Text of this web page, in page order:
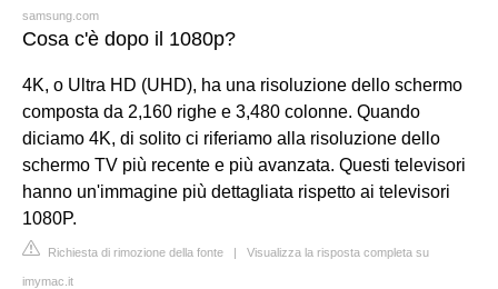
samsung.com
Cosa c'è dopo il 1080p?
4K, o Ultra HD (UHD), ha una risoluzione dello schermo
composta da 2,160 righe e 3,480 colonne. Quando
diciamo 4K, di solito ci riferiamo alla risoluzione dello
schermo TV più recente e più avanzata. Questi televisori
hanno un'immagine più dettagliata rispetto ai televisori
1080P.
Richiesta di rimozione della fonte | Visualizza la risposta completa su
imymac.it